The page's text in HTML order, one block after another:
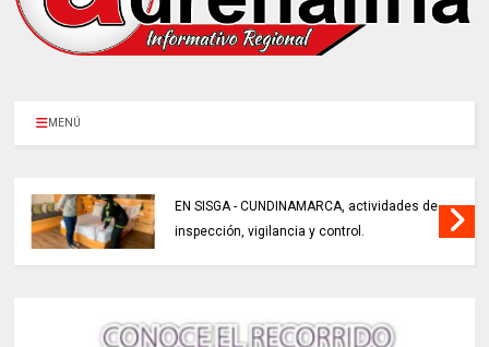
MENÚ
EN SISGA - CUNDINAMARCA, actividades de
inspección, vigilancia y control.